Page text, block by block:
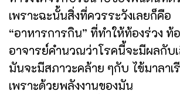
เพราะฉะนั้นสิ่งที่ควรระวังเลยก็คือ
“อาหารการกิน” ที่ทำให้ท้องร่วง ท้
อาจารย์คำนวณว่าโรคนี้จะมีผลกับ
มันจะมีสภาวะคล้าย ๆกับ ไข้มาลาเ
เพราะด้วยพลังงานของมัน